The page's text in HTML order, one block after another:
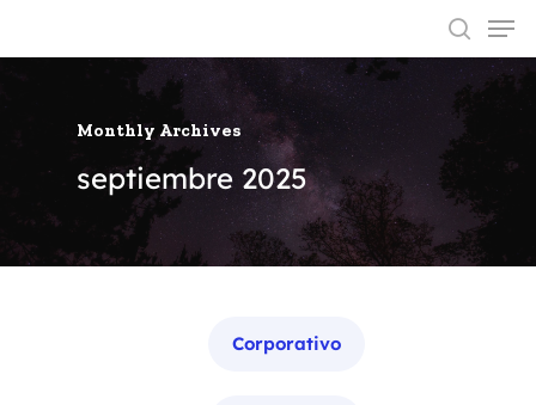
Hit enter to search or ESC to close
Monthly Archives
septiembre 2025
Corporativo